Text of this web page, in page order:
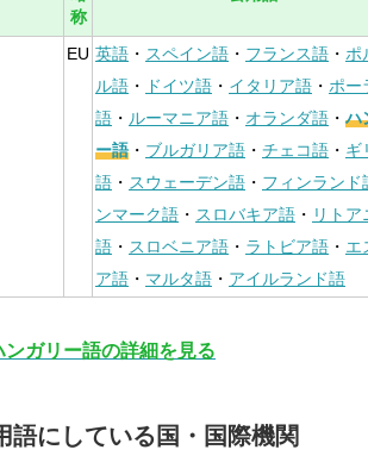
称
EU 英語 ・ スペイン語 ・ フランス語 ・ ポ
ル語 ・ ドイツ語 ・ イタリア語 ・ ポー
語 ・ ルーマニア語 ・ オランダ語 ・ハ
ー語 ・ ブルガリア語 ・ チェコ語 ・ ギ
語 ・ スウェーデン語 ・ フィンランド
ンマーク語 ・ スロバキア語 ・ リトア
語 ・ スロベニア語 ・ ラトビア語 ・ エ
ア語 ・ マルタ語 ・ アイルランド語
ンガリー語の詳細を見る
語にしている国・国際機関